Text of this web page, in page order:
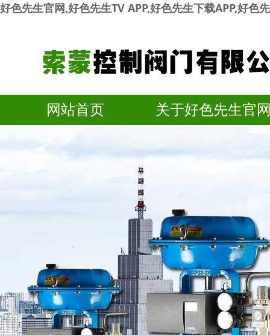
好色先生官网,好色先生TV APP,好色先生下载APP,好色
网站首页 关于好色先生官